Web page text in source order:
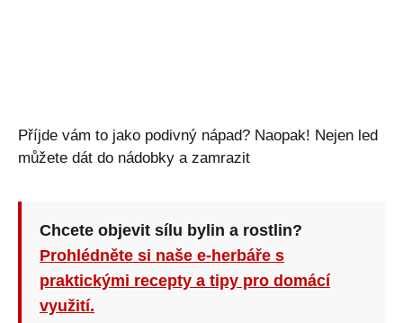
Příjde vám to jako podivný nápad? Naopak! Nejen led
můžete dát do nádobky a zamrazit
Chcete objevit sílu bylin a rostlin?
Prohlédněte si naše e-herbáře s
praktickými recepty a tipy pro domácí
využití.